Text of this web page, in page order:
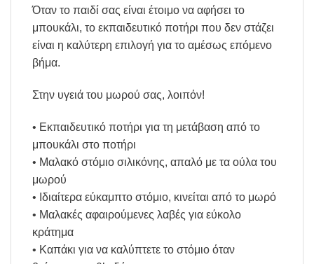
Όταν το παιδί σας είναι έτοιμο να αφήσει το
μπουκάλι, το εκπαιδευτικό ποτήρι που δεν στάζει
είναι η καλύτερη επιλογή για το αμέσως επόμενο
βήμα.
Στην υγειά του μωρού σας, λοιπόν!
• Εκπαιδευτικό ποτήρι για τη μετάβαση από το
μπουκάλι στο ποτήρι
• Μαλακό στόμιο σιλικόνης, απαλό με τα ούλα του
μωρού
• Ιδιαίτερα εύκαμπτο στόμιο, κινείται από το μωρό
• Μαλακές αφαιρούμενες λαβές για εύκολο
κράτημα
• Καπάκι για να καλύπτετε το στόμιο όταν